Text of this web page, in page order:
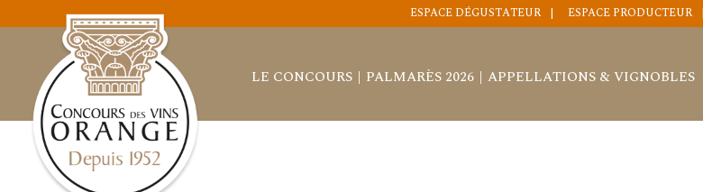
ESPACE DÉGUSTATEUR ESPACE PRODUCTEUR
LE CONCOURS PALMARÈS 2026 APPELLATIONS & VIGNOBLES